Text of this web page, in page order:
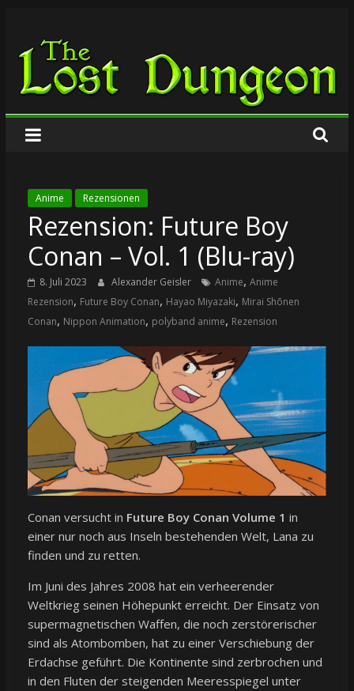
springen
The
Lost
Dungeon
Anime Rezensionen
Rezension: Future Boy
Conan – Vol. 1 (Blu-ray)
8. Juli 2023 Alexander Geisler Anime, Anime
Rezension, Future Boy Conan, Hayao Miyazaki, Mirai Shōnen
Conan, Nippon Animation, polyband anime, Rezension
Conan versucht in Future Boy Conan Volume 1 in
einer nur noch aus Inseln bestehenden Welt, Lana zu
finden und zu retten.
Im Juni des Jahres 2008 hat ein verheerender
Weltkrieg seinen Höhepunkt erreicht. Der Einsatz von
supermagnetischen Waffen, die noch zerstörerischer
sind als Atombomben, hat zu einer Verschiebung der
Erdachse geführt. Die Kontinente sind zerbrochen und
in den Fluten der steigenden Meeresspiegel unter